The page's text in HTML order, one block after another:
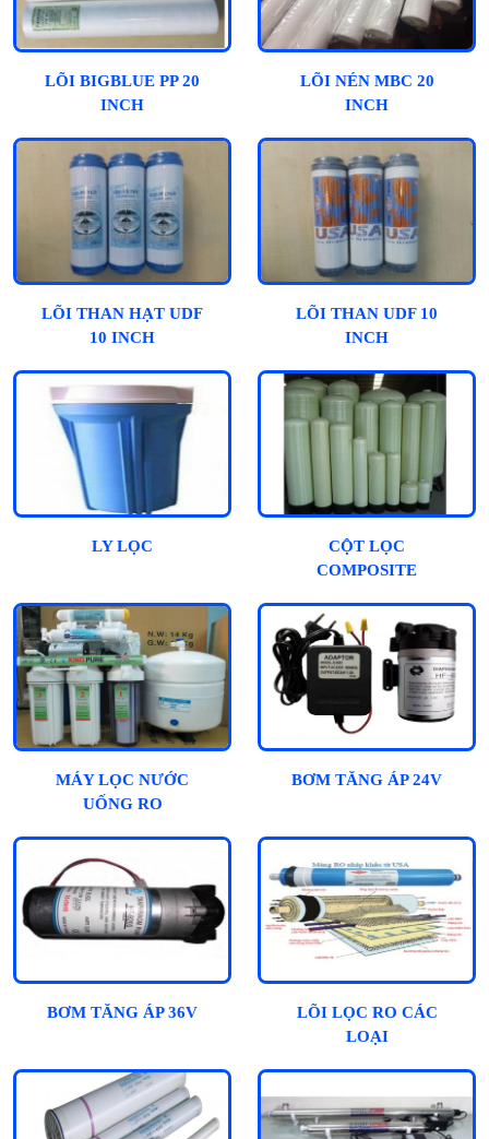
LÕI BIGBLUE PP 20
INCH
LÕI NÉN MBC 20
INCH
LÕI THAN HẠT UDF
10 INCH
LÕI THAN UDF 10
INCH
LY LỌC
CỘT LỌC
COMPOSITE
MÁY LỌC NƯỚC
UỐNG RO
BƠM TĂNG ÁP 24V
BƠM TĂNG ÁP 36V
LÕI LỌC RO CÁC
LOẠI